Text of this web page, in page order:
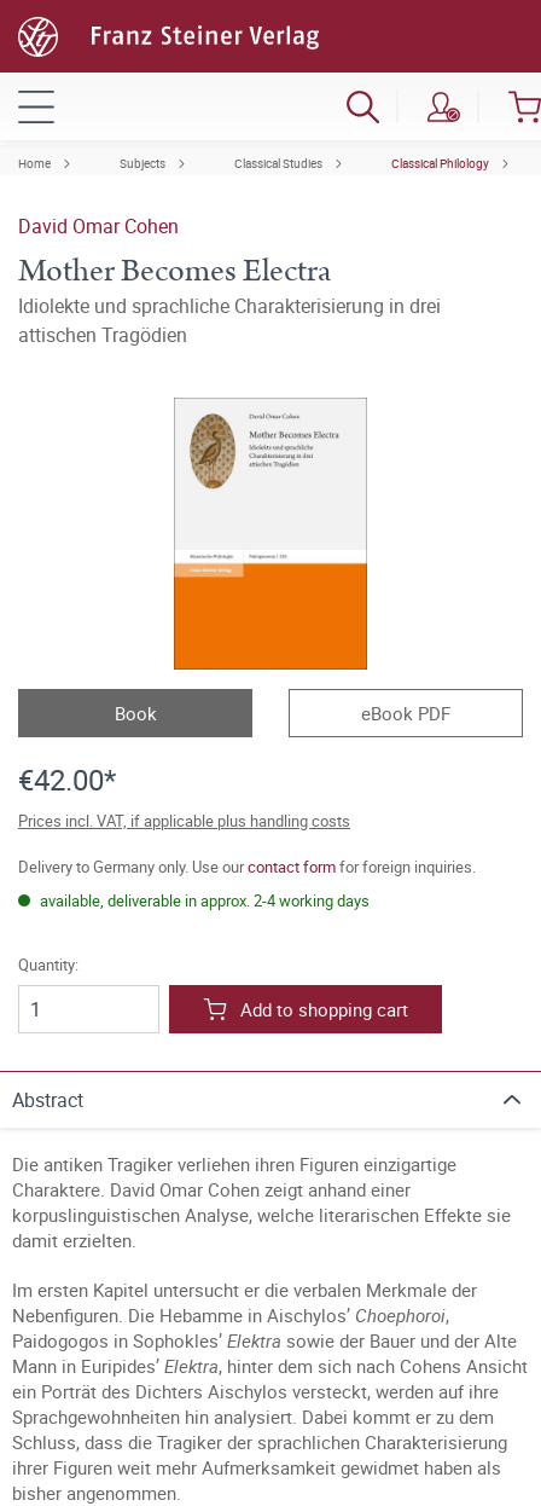
Home Subjects Classical Studies Classical Philology
David Omar Cohen
Mother Becomes Electra
Idiolekte und sprachliche Charakterisierung in drei
attischen Tragödien
Book eBook PDF
€42.00*
Prices incl. VAT, if applicable plus handling costs
Delivery to Germany only. Use ourcontact formfor foreign inquiries.
available, deliverable in approx. 2-4 working days
Quantity:
Add to shopping cart
Abstract
Die antiken Tragiker verliehen ihren Figuren einzigartige
Charaktere. David Omar Cohen zeigt anhand einer
korpuslinguistischen Analyse, welche literarischen Effekte sie
damit erzielten.
Im ersten Kapitel untersucht er die verbalen Merkmale der
Nebenfiguren. Die Hebamme in Aischylos’ Choephoroi,
Paidogogos in Sophokles’ Elektra sowie der Bauer und der Alte
Mann in Euripides’ Elektra, hinter dem sich nach Cohens Ansicht
ein Porträt des Dichters Aischylos versteckt, werden auf ihre
Sprachgewohnheiten hin analysiert. Dabei kommt er zu dem
Schluss, dass die Tragiker der sprachlichen Charakterisierung
ihrer Figuren weit mehr Aufmerksamkeit gewidmet haben als
bisher angenommen.